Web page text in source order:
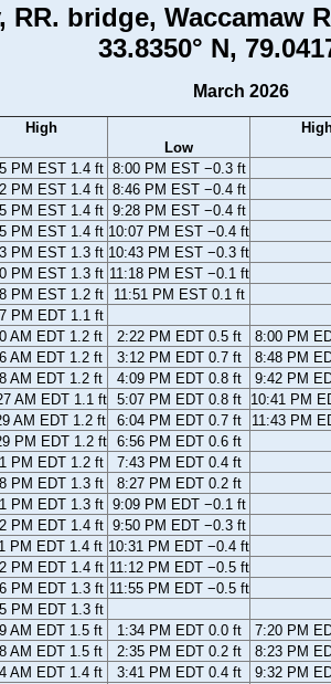
RR. bridge, Waccamaw
33.8350° N,
March 2026
High
Low
PM EST 1.4 ft 8:00 PM EST −0.3 ft
PM EST 1.4 ft 8:46 PM EST −0.4 ft
PM EST 1.4 ft 9:28 PM EST −0.4 ft
PM EST 1.4 ft 10:07 PM EST −0.4 ft
PM EST 1.3 ft 10:43 PM EST −0.3 ft
PM EST 1.3 ft 11:18 PM EST −0.1 ft
PM EST 1.2 ft 11:51 PM EST 0.1 ft
PM EDT 1.1 ft
AM EDT 1.2 ft 2:22 PM EDT 0.5 ft 8:00 PM
AM EDT 1.2 ft 3:12 PM EDT 0.7 ft 8:48 PM
AM EDT 1.2 ft 4:09 PM EDT 0.8 ft 9:42 PM
AM EDT 1.1 ft 5:07 PM EDT 0.8 ft 10:41 PM
AM EDT 1.2 ft 6:04 PM EDT 0.7 ft 11:43 PM
PM EDT 1.2 ft 6:56 PM EDT 0.6 ft
PM EDT 1.2 ft 7:43 PM EDT 0.4 ft
PM EDT 1.3 ft 8:27 PM EDT 0.2 ft
PM EDT 1.3 ft 9:09 PM EDT −0.1 ft
PM EDT 1.4 ft 9:50 PM EDT −0.3 ft
PM EDT 1.4 ft 10:31 PM EDT −0.4 ft
PM EDT 1.4 ft 11:12 PM EDT −0.5 ft
PM EDT 1.3 ft 11:55 PM EDT −0.5 ft
PM EDT 1.3 ft
AM EDT 1.5 ft 1:34 PM EDT 0.0 ft 7:20 PM
AM EDT 1.5 ft 2:35 PM EDT 0.2 ft 8:23 PM
AM EDT 1.4 ft 3:41 PM EDT 0.4 ft 9:32 PM